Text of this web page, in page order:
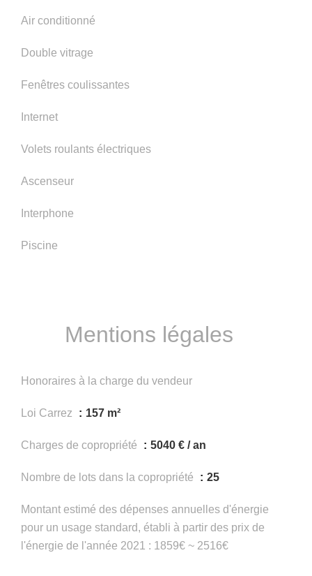
Air conditionné
Double vitrage
Fenêtres coulissantes
Internet
Volets roulants électriques
Ascenseur
Interphone
Piscine
Mentions légales
Honoraires à la charge du vendeur
Loi Carrez 157 m²
Charges de copropriété 5040 € / an
Nombre de lots dans la copropriété 25
Montant estimé des dépenses annuelles d'énergie
pour un usage standard, établi à partir des prix de
l'énergie de l'année 2021 : 1859€ ~ 2516€